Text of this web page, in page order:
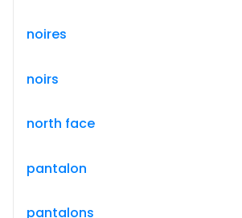
noires
noirs
north face
pantalon
pantalons